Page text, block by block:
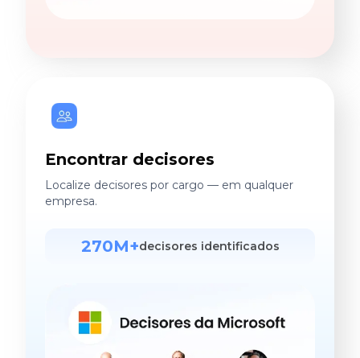
Encontrar decisores
Localize decisores por cargo — em qualquer
empresa.
270M+decisores identificados